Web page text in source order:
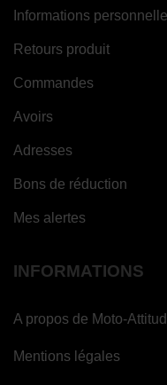
Informations
Retours produit
Commandes
Avoirs
Adresses
Bons de réduction
Mes alertes
INFORMATIONS
A propos de Moto-
Mentions légales